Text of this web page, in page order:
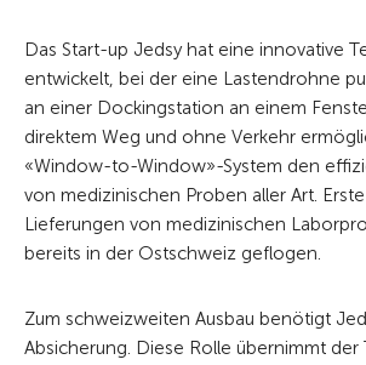
Das Start-up Jedsy hat eine innovative
entwickelt, bei der eine Lastendrohne
an einer Dockingstation an einem
direktem Weg und ohne Verkehr
«Window-to-Window»-System den
von medizinischen Proben aller Art.
Lieferungen von medizinischen
bereits in der Ostschweiz geflogen.
Zum schweizweiten Ausbau benötigt
Absicherung. Diese Rolle übernimmt der